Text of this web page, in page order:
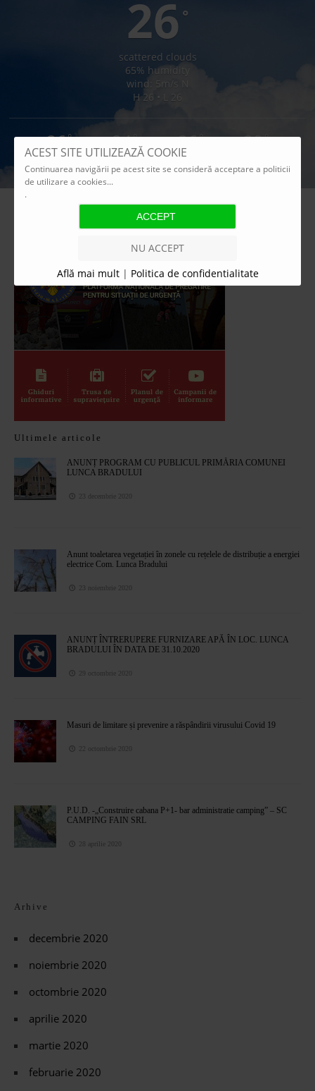
26 °
scattered clouds
65% humidity
wind: 5m/s N
H 26 • L 26
26°
FRI
24°
SAT
26°
SUN
29°
Ultimele articole
ANUNȚ PROGRAM CU PUBLICUL PRIMĂRIA COMUNEI
LUNCA BRADULUI
Anunt toaletarea vegetației în zonele cu rețelele de distribuție a energiei
electrice Com. Lunca Bradului
ANUNȚ ÎNTRERUPERE FURNIZARE APĂ ÎN LOC. LUNCA
BRADULUI ÎN DATA DE 31.10.2020
Masuri de limitare și prevenire a răspândirii virusului Covid 19
P.U.D. -„Construire cabana P+1- bar administratie camping” – SC
CAMPING FAIN SRL
Arhive
decembrie 2020
noiembrie 2020
octombrie 2020
aprilie 2020
martie 2020
februarie 2020
ACEST SITE UTILIZEAZĂ COOKIE
Continuarea navigării pe acest site se consideră acceptare a politicii
de utilizare a cookies...
.
NU ACCEPT
Află mai mult | Politica de confidentialitate